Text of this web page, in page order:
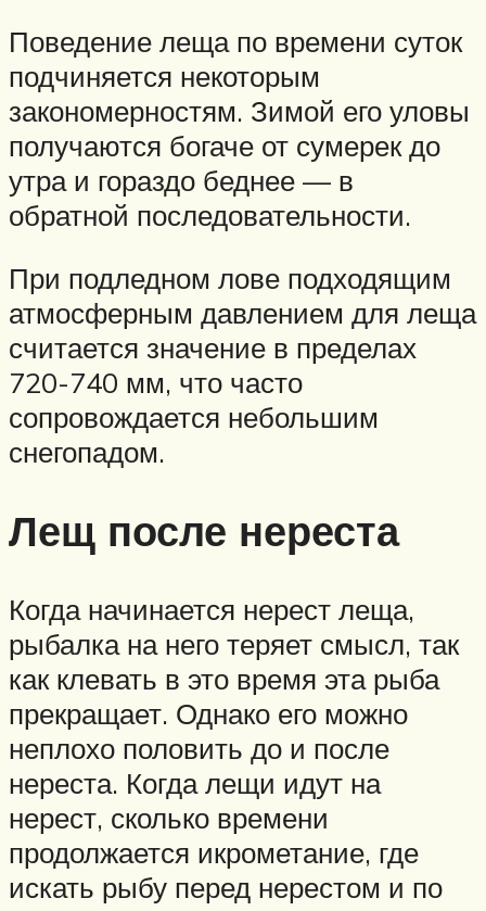
Поведение леща по времени суток
подчиняется некоторым
закономерностям. Зимой его уловы
получаются богаче от сумерек до
утра и гораздо беднее — в
обратной последовательности.
При подледном лове подходящим
атмосферным давлением для леща
считается значение в пределах
720-740 мм, что часто
сопровождается небольшим
снегопадом.
Лещ после нереста
Когда начинается нерест леща,
рыбалка на него теряет смысл, так
как клевать в это время эта рыба
прекращает. Однако его можно
неплохо половить до и после
нереста. Когда лещи идут на
нерест, сколько времени
продолжается икрометание, где
искать рыбу перед нерестом и по